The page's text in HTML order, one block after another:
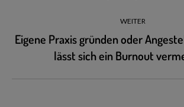
WEITER
Eigene Praxis gründen oder
lässt sich ein Burnout